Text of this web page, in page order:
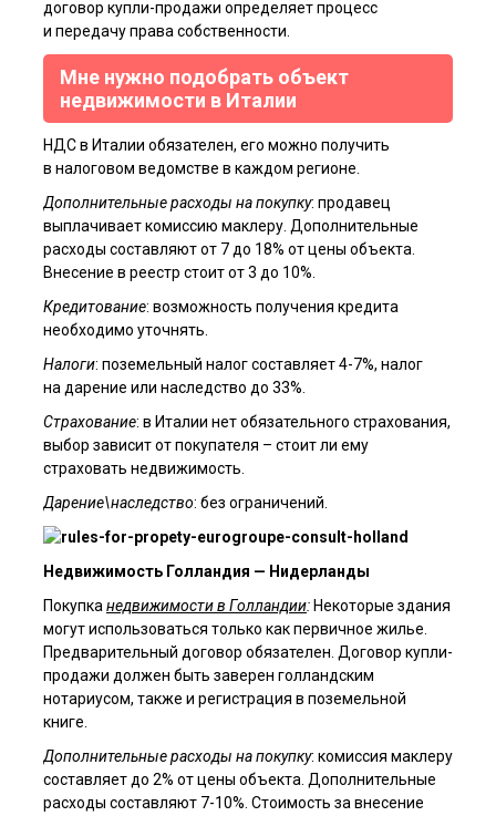
договор купли-продажи определяет процесс
и передачу права собственности.
Мне нужно подобрать объект
недвижимости в Италии
Я ознакомлен(а) спользовательским соглашением
Отправить
НДС в Италии обязателен, его можно получить
в налоговом ведомстве в каждом регионе.
Дополнительные расходы на покупку: продавец
выплачивает комиссию маклеру. Дополнительные
расходы составляют от 7 до 18% от цены объекта.
Внесение в реестр стоит от 3 до 10%.
Кредитование: возможность получения кредита
необходимо уточнять.
Налоги: поземельный налог составляет 4-7%, налог
на дарение или наследство до 33%.
Страхование: в Италии нет обязательного страхования,
выбор зависит от покупателя – стоит ли ему
страховать недвижимость.
Дарение\наследство: без ограничений.
Недвижимость Голландия — Нидерланды
Покупка недвижимости в Голландии: Некоторые здания
могут использоваться только как первичное жилье.
Предварительный договор обязателен. Договор купли-
продажи должен быть заверен голландским
нотариусом, также и регистрация в поземельной
книге.
Дополнительные расходы на покупку: комиссия маклеру
составляет до 2% от цены объекта. Дополнительные
расходы составляют 7-10%. Стоимость за внесение